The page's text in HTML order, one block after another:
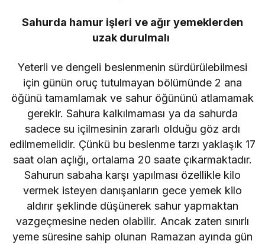
Sahurda hamur işleri ve ağır yemeklerden
uzak durulmalı
Yeterli ve dengeli beslenmenin sürdürülebilmesi
için günün oruç tutulmayan bölümünde 2 ana
öğünü tamamlamak ve sahur öğününü atlamamak
gerekir. Sahura kalkılmaması ya da sahurda
sadece su içilmesinin zararlı olduğu göz ardı
edilmemelidir. Çünkü bu beslenme tarzı yaklaşık 17
saat olan açlığı, ortalama 20 saate çıkarmaktadır.
Sahurun sabaha karşı yapılması özellikle kilo
vermek isteyen danışanların gece yemek kilo
aldırır şeklinde düşünerek sahur yapmaktan
vazgeçmesine neden olabilir. Ancak zaten sınırlı
yeme süresine sahip olunan Ramazan ayında gün